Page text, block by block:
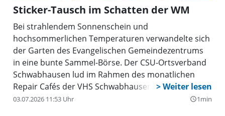
Sticker-Tausch im Schatten der WM
Bei strahlendem Sonnenschein und
hochsommerlichen Temperaturen verwandelte sich
der Garten des Evangelischen Gemeindezentrums
in eine bunte Sammel-Börse. Der CSU-Ortsverband
Schwabhausen lud im Rahmen des monatlichen
Repair Cafés der VHS Schwabhausen kleine und
große Fans zum Tauschen und Feilschen rund um
03.07.2026 11:53 Uhr query_builder1min